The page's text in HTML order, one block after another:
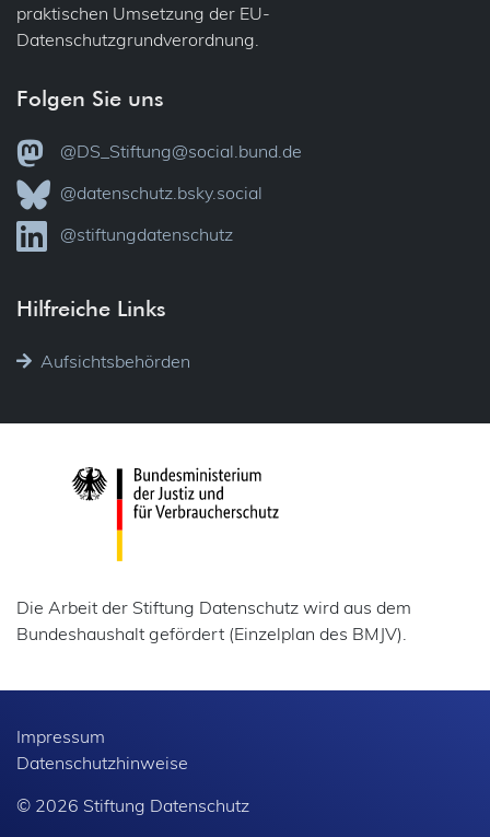
praktischen Umsetzung der EU-
Datenschutzgrundverordnung.
Folgen Sie uns
@DS_Stiftung@social.bund.de
@datenschutz.bsky.social
@stiftungdatenschutz
Hilfreiche Links
Aufsichtsbehörden
Die Arbeit der Stiftung Datenschutz wird aus dem
Bundeshaushalt gefördert (Einzelplan des BMJV).
© 2026 Stiftung Datenschutz
Impressum
Datenschutzhinweise